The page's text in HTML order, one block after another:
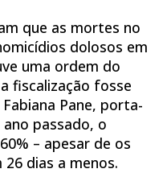
que as mortes no
dolosos em
uma ordem do
fiscalização fosse
Pane, porta-
ano passado, o
– apesar de os
dias a menos.